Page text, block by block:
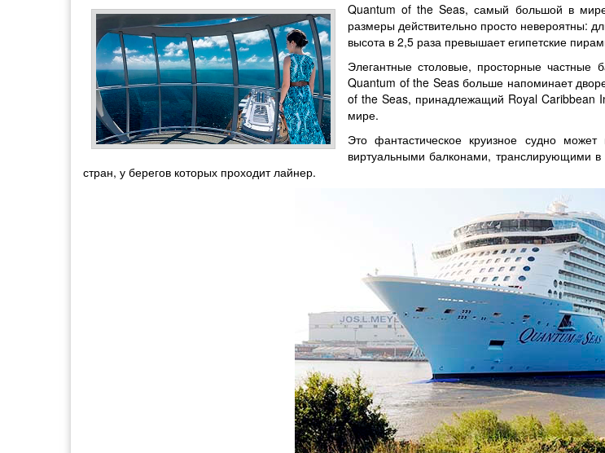
Quantum of the Seas, самый большой в
размеры действительно просто невероятны:
высота в 2,5 раза превышает египетские
Элегантные столовые, просторные
Quantum of the Seas больше напоминает
of the Seas, принадлежащий Royal Caribbean
мире.
Это фантастическое круизное судно
виртуальными балконами, транслирующими в
стран, у берегов которых проходит лайнер.